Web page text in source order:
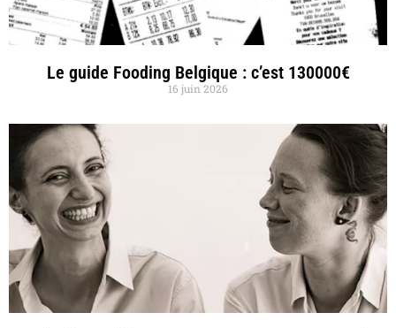
Le guide Fooding Belgique : c’est 130000€
16 juin 2026